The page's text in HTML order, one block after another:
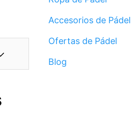
Accesorios de Pádel
Ofertas de Pádel
Blog